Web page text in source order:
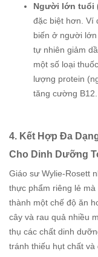
Người lớn tuổi
đặc biệt hơn. Ví
biến ở người
tự nhiên giảm
một số loại
lượng protein
tăng cường B12.
4. Kết Hợp Đa
Cho Dinh Dưỡng
Giáo sư Wylie-Rosett
thực phẩm riêng lẻ
thành một chế độ ăn
cây và rau quả nhiều
thụ các chất dinh
tránh thiếu hụt chất